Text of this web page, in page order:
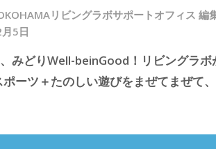
リビングラボサポートオフィス 編
5日
みどりWell-beinGood！リビングラ
ーツ＋たのしい遊びをまぜてまぜて